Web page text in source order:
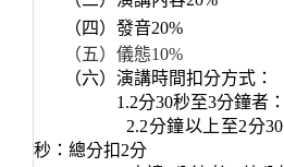
（四）發音20%
（五）儀態10%
（六）演講時間扣分方式：
1.2分30秒至3分鐘者
2.2分鐘以上至2分30
秒：總分扣2分